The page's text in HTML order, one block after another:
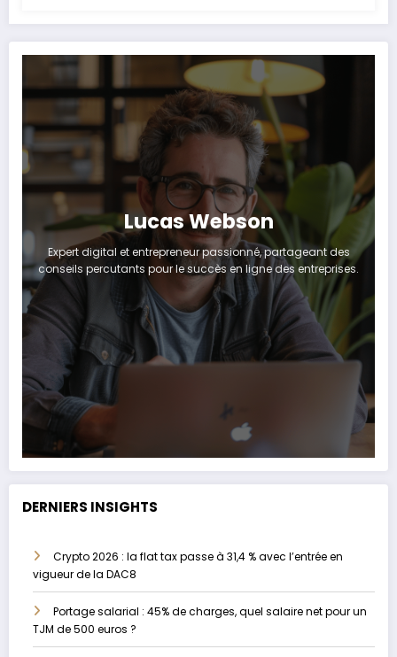
Lucas Webson
Expert digital et entrepreneur passionné, partageant des
conseils percutants pour le succès en ligne des entreprises.
DERNIERS INSIGHTS
Crypto 2026 : la flat tax passe à 31,4 % avec l’entrée en
vigueur de la DAC8
Portage salarial : 45% de charges, quel salaire net pour un
TJM de 500 euros ?